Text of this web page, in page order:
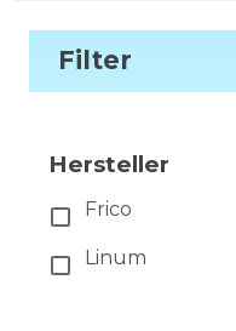
Filter
Hersteller
Frico
Linum